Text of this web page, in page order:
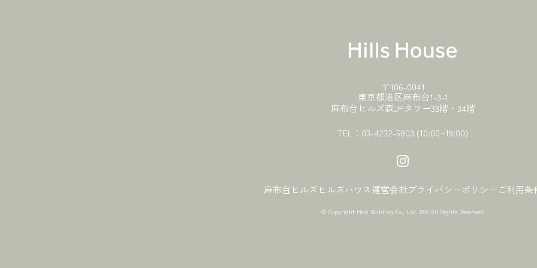
〒106-0041
東京都港区麻布台1-3-1
麻布台ヒルズ森JPタワー33階・34階
TEL： 03-4232-5803 (10:00~19:00)
麻布台ヒルズ ヒルズハウス運営会社プライバシーポリシー ご利用条
© Copyright Mori Building Co., Ltd. 2026 All Rights Reserved.